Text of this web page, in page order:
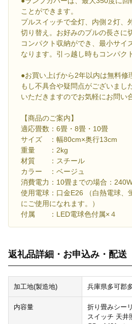
ことができます。
プルスイッチで全灯、内側２灯、
切り替え。お好みのプルの長さに
コンパクト収納ができ、最小サイ
なります。引っ越し時もコンパク
●お買い上げから2年以内は無料修
もし不具合や疑問点がございまし
いただきますのでお気軽にお問い
【商品のご案内】
適応畳数：6畳・8畳・10畳
サイズ ：幅80cm×奥行13cm
重量 ：2kg
材質 ：スチール
カラー ：ベージュ
消費電力：10畳までの場合：
使用電球：口金E26 （白熱電球、
にご使用になれます。）
付属 ：LED電球色付属×４
返礼品詳細・お申込み・配送
加工地(製造地) 兵庫県多可郡
内容量
折り畳みシー
スイッチ 天井